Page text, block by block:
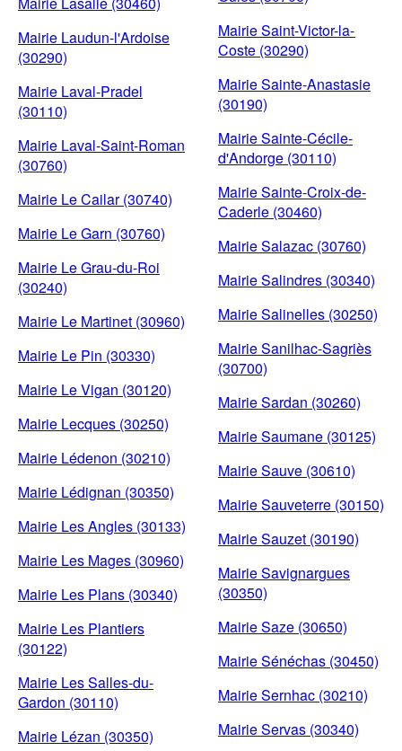
Mairie Laudun-l'Ardoise
(30290)
Mairie Laval-Pradel
(30110)
Mairie Laval-Saint-Roman
(30760)
Mairie Le Cailar (30740)
Mairie Le Garn (30760)
Mairie Le Grau-du-Roi
(30240)
Mairie Le Martinet (30960)
Mairie Le Pin (30330)
Mairie Le Vigan (30120)
Mairie Lecques (30250)
Mairie Lédenon (30210)
Mairie Lédignan (30350)
Mairie Les Angles (30133)
Mairie Les Mages (30960)
Mairie Les Plans (30340)
Mairie Les Plantiers
(30122)
Mairie Les Salles-du-
Gardon (30110)
Mairie Lézan (30350)
Mairie Saint-Victor-la-
Coste (30290)
Mairie Sainte-Anastasie
(30190)
Mairie Sainte-Cécile-
d'Andorge (30110)
Mairie Sainte-Croix-de-
Caderle (30460)
Mairie Salazac (30760)
Mairie Salindres (30340)
Mairie Salinelles (30250)
Mairie Sanilhac-Sagriès
(30700)
Mairie Sardan (30260)
Mairie Saumane (30125)
Mairie Sauve (30610)
Mairie Sauveterre (30150)
Mairie Sauzet (30190)
Mairie Savignargues
(30350)
Mairie Saze (30650)
Mairie Sénéchas (30450)
Mairie Sernhac (30210)
Mairie Servas (30340)